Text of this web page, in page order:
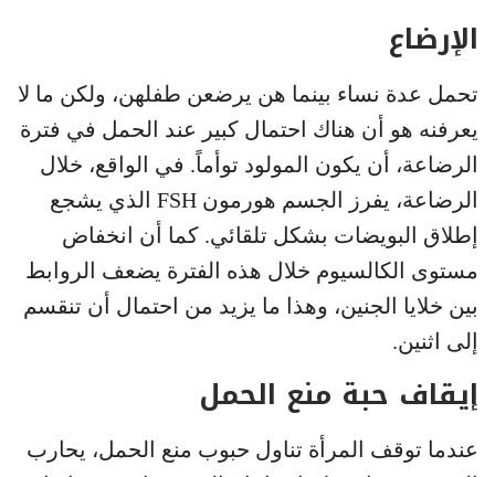
الإرضاع
تحمل عدة نساء بينما هن يرضعن طفلهن، ولكن ما لا
يعرفنه هو أن هناك احتمال كبير عند الحمل في فترة
الرضاعة، أن يكون المولود توأماً. في الواقع، خلال
الرضاعة، يفرز الجسم هورمون FSH الذي يشجع
إطلاق البويضات بشكل تلقائي. كما أن انخفاض
مستوى الكالسيوم خلال هذه الفترة يضعف الروابط
بين خلايا الجنين، وهذا ما يزيد من احتمال أن تنقسم
إلى اثنين.
إيقاف حبة منع الحمل
عندما توقف المرأة تناول حبوب منع الحمل، يحارب